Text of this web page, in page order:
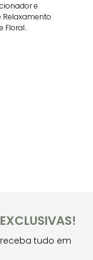
e
Relaxamento
Floral.
tudo em